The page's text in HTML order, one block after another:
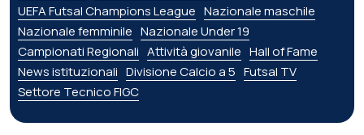
UEFA Futsal Champions League Nazionale maschile
Nazionale femminile Nazionale Under 19
Campionati Regionali Attività giovanile Hall of Fame
News istituzionali Divisione Calcio a 5 Futsal TV
Settore Tecnico FIGC